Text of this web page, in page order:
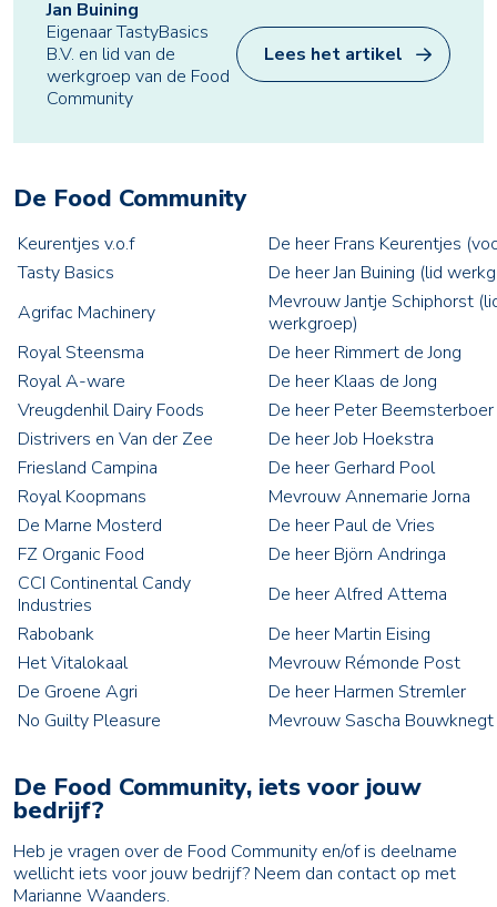
Jan Buining
Eigenaar TastyBasics
B.V. en lid van de
werkgroep van de Food
Community
Lees het artikel
De Food Community
Keurentjes v.o.f
De heer Frans Keurentjes
Tasty Basics
De heer Jan Buining (lid
Agrifac Machinery
Mevrouw Jantje Schiphorst
werkgroep)
Royal Steensma
De heer Rimmert de Jong
Royal A-ware
De heer Klaas de Jong
Vreugdenhil Dairy Foods
De heer Peter Beemsterboer
Distrivers en Van der Zee
De heer Job Hoekstra
Friesland Campina
De heer Gerhard Pool
Royal Koopmans
Mevrouw Annemarie Jorna
De Marne Mosterd
De heer Paul de Vries
FZ Organic Food
De heer Björn Andringa
CCI Continental Candy
Industries
De heer Alfred Attema
Rabobank
De heer Martin Eising
Het Vitalokaal
Mevrouw Rémonde Post
De Groene Agri
De heer Harmen Stremler
No Guilty Pleasure
Mevrouw Sascha Bouwknegt
De Food Community, iets voor jouw
bedrijf?
Heb je vragen over de Food Community en/of is deelname
wellicht iets voor jouw bedrijf? Neem dan contact op met
Marianne Waanders.